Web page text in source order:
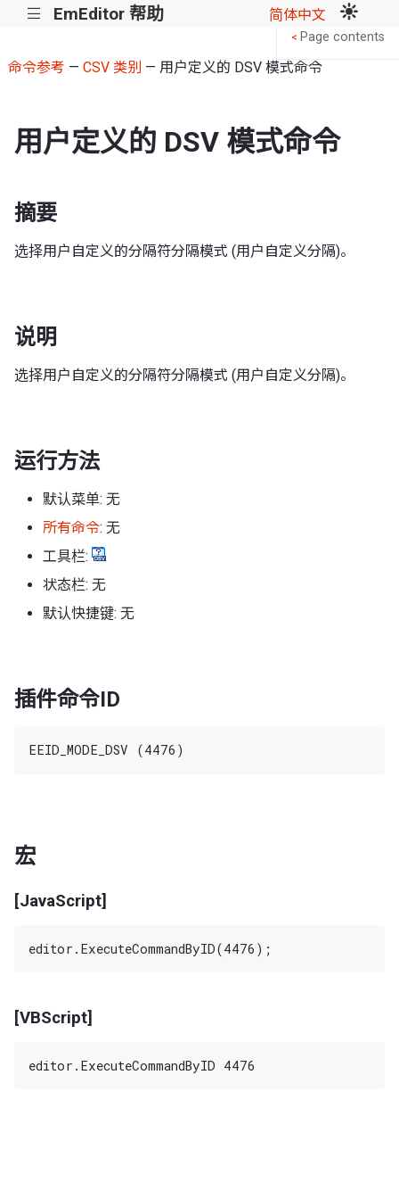
||| EmEditor 帮助 简体中文
命令参考 — CSV 类别 — 用户定义的 DSV 模式命令
用户定义的 DSV 模式命令
摘要
选择用户自定义的分隔符分隔模式 (用户自定义分隔)。
说明
选择用户自定义的分隔符分隔模式 (用户自定义分隔)。
运行方法
默认菜单: 无
所有命令: 无
工具栏:
状态栏: 无
默认快捷键: 无
插件命令ID
宏
[JavaScript]
[VBScript]
< Page contents